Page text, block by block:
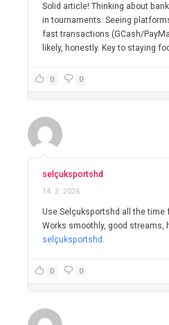
Solid article! Thinking about
in tournaments. Seeing
fast transactions (GCash/
likely, honestly. Key to staying
0 0
selçuksportshd
14. 2. 2026
Use Selçuksportshd all the time
Works smoothly, good streams,
selçuksportshd .
0 0